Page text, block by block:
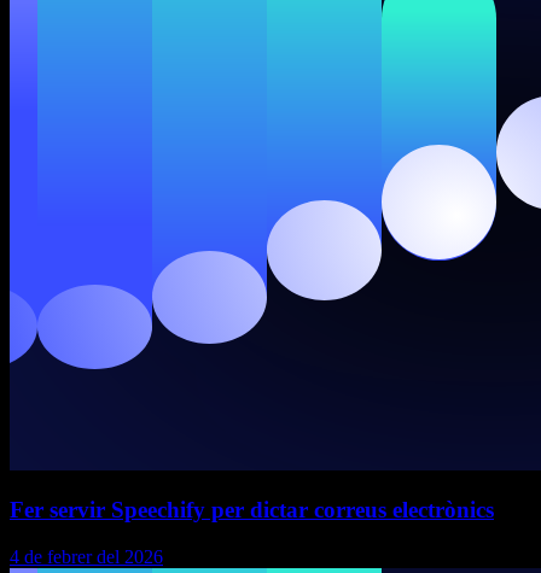
Fer servir Speechify per dictar correus electrònics
4 de febrer del 2026